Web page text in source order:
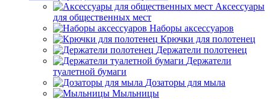
Аксессуары
для общественных мест
Наборы аксессуаров
Крючки для полотенец
Держатели полотенец
Держатели
туалетной бумаги
Дозаторы для мыла
Мыльницы